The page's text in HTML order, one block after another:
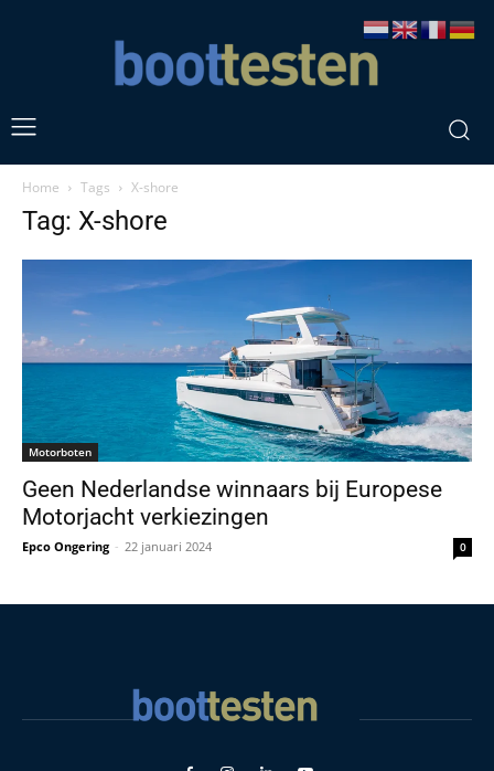
Home Tags X-shore
Tag: X-shore
Motorboten
Geen Nederlandse winnaars bij Europese
Motorjacht verkiezingen
Epco Ongering - 22 januari 2024 0